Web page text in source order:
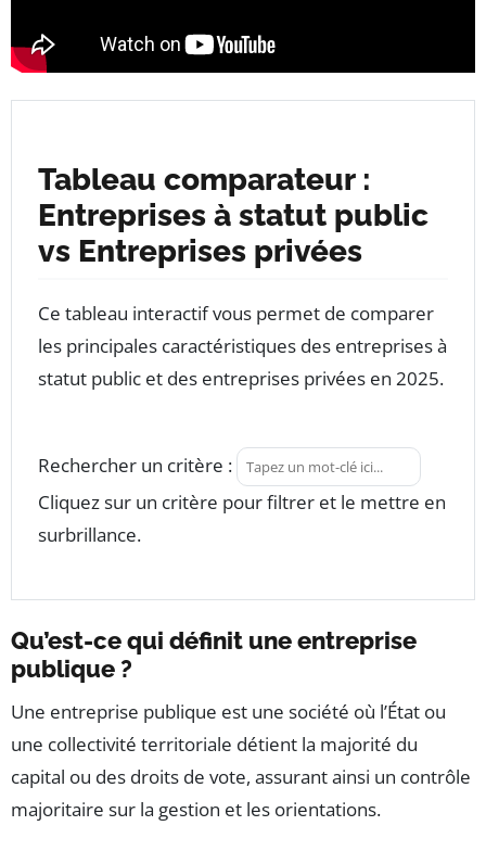
Tableau comparateur :
Entreprises à statut public
vs Entreprises privées
Ce tableau interactif vous permet de comparer
les principales caractéristiques des entreprises à
statut public et des entreprises privées en 2025.
Rechercher un critère :
Cliquez sur un critère pour filtrer et le mettre en
surbrillance.
Qu’est-ce qui définit une entreprise
publique ?
Une entreprise publique est une société où l’État ou
une collectivité territoriale détient la majorité du
capital ou des droits de vote, assurant ainsi un contrôle
majoritaire sur la gestion et les orientations.